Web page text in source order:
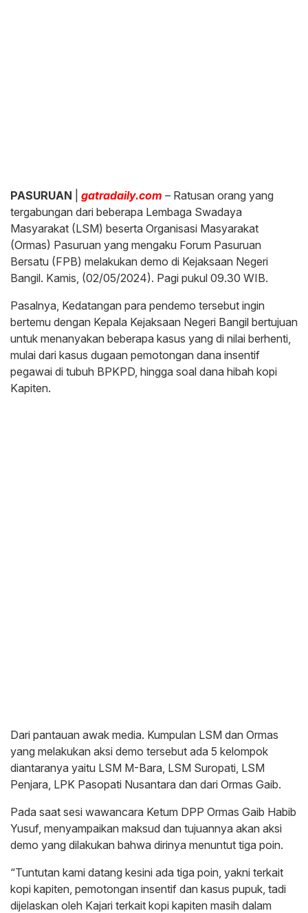
PASURUAN gatradaily.com – Ratusan orang yang
tergabungan dari beberapa Lembaga Swadaya
Masyarakat (LSM) beserta Organisasi Masyarakat
(Ormas) Pasuruan yang mengaku Forum Pasuruan
Bersatu (FPB) melakukan demo di Kejaksaan Negeri
Bangil. Kamis, (02/05/2024). Pagi pukul 09.30 WIB.
Pasalnya, Kedatangan para pendemo tersebut ingin
bertemu dengan Kepala Kejaksaan Negeri Bangil bertujuan
untuk menanyakan beberapa kasus yang di nilai berhenti,
mulai dari kasus dugaan pemotongan dana insentif
pegawai di tubuh BPKPD, hingga soal dana hibah kopi
Kapiten.
Dari pantauan awak media. Kumpulan LSM dan Ormas
yang melakukan aksi demo tersebut ada 5 kelompok
diantaranya yaitu LSM M-Bara, LSM Suropati, LSM
Penjara, LPK Pasopati Nusantara dan dari Ormas Gaib.
Pada saat sesi wawancara Ketum DPP Ormas Gaib Habib
Yusuf, menyampaikan maksud dan tujuannya akan aksi
demo yang dilakukan bahwa dirinya menuntut tiga poin.
“Tuntutan kami datang kesini ada tiga poin, yakni terkait
kopi kapiten, pemotongan insentif dan kasus pupuk, tadi
dijelaskan oleh Kajari terkait kopi kapiten masih dalam